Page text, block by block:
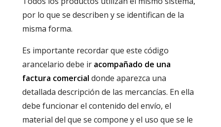
por lo que se describen y se identifican de la
misma forma.
Es importante recordar que este código
arancelario debe iracompañado de una
factura comercial donde aparezca una
detallada descripción de las mercancías. En ella
debe funcionar el contenido del envío, el
material del que se compone y el uso que se le